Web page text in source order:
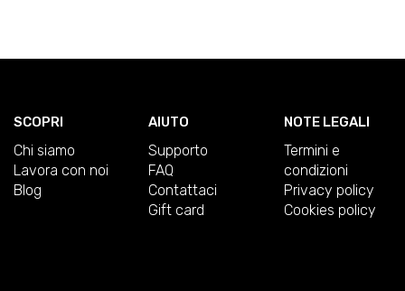
SCOPRI
Chi siamo
Lavora con noi
Blog
AIUTO
Supporto
FAQ
Contattaci
Gift card
NOTE LEGALI
Termini e
condizioni
Privacy policy
Cookies policy